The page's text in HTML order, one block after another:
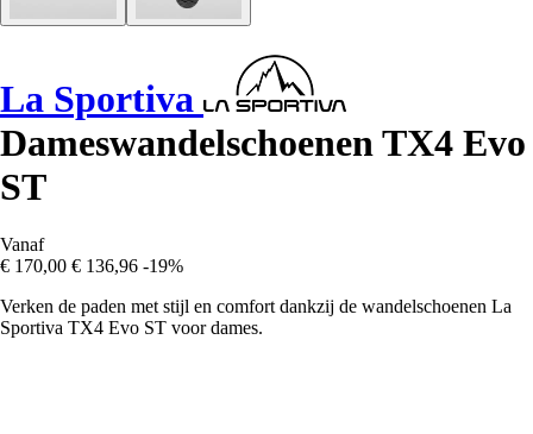
La Sportiva
Dameswandelschoenen TX4 Evo
ST
Vanaf
€ 170,00 € 136,96 -19%
Verken de paden met stijl en comfort dankzij de wandelschoenen La
Sportiva TX4 Evo ST voor dames.